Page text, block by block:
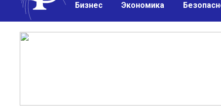
Бизнес Экономика